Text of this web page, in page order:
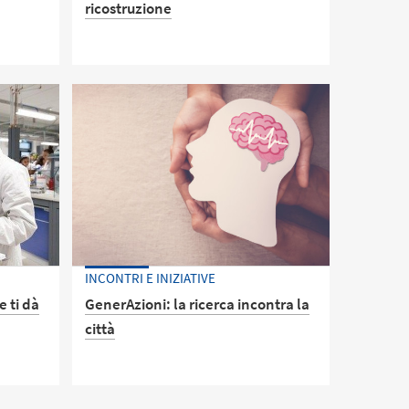
ricostruzione
dalla natura alle tecnologie: il titolo
dell'incontro in programma al
Campus di Cesena per presentare e
riflettere con i docenti dell'Alma
Mater sugli interventi pianificati nei
vari comuni colpiti dall'alluvione
dello scorso maggio
ti dà
INCONTRI E INIZIATIVE
GenerAzioni: la ricerca incontra la
città